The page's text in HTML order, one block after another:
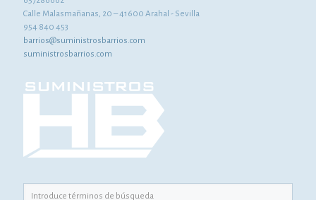
Calle Malasmañanas, 20 – 41600 Arahal - Sevilla
954 840 453
barrios@suministrosbarrios.com
suministrosbarrios.com